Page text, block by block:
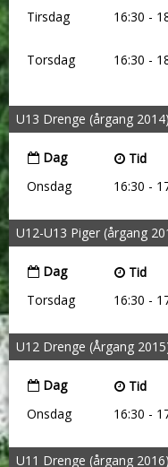
Tirsdag
16:30 -
Torsdag
16:30 -
U13 Drenge (årgang 2014)
Dag Tid
Onsdag
16:30 -
U12-U13 Piger (årgang
Dag Tid
Torsdag
16:30 -
U12 Drenge (Årgang
Dag Tid
Onsdag
16:30 -
U11 Drenge (årgang 2016)